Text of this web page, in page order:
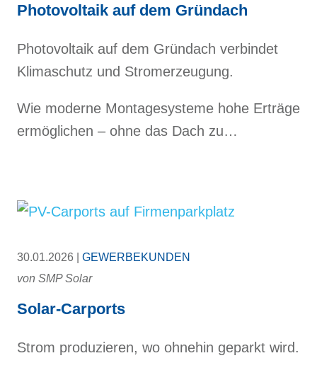
Photovoltaik auf dem Gründach
Photovoltaik auf dem Gründach verbindet
Klimaschutz und Stromerzeugung.
Wie moderne Montagesysteme hohe Erträge
ermöglichen – ohne das Dach zu…
30.01.2026 | GEWERBEKUNDEN
von SMP Solar
Solar-Carports
Strom produzieren, wo ohnehin geparkt wird.